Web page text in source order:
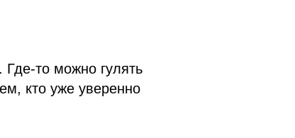
Где-то можно гулять
кто уже уверенно